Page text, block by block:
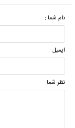
نام شما :
ایمیل :
نظر شما: